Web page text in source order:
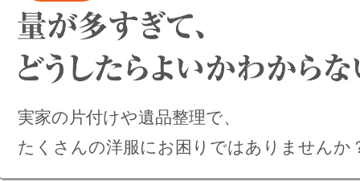
実家の片付けや遺品整理で、
たくさんの洋服にお困りではありませんか